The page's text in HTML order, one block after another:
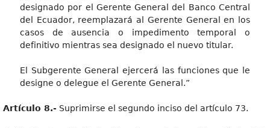
designado por el Gerente General del Banco Central
del Ecuador, reemplazará al Gerente General en los
casos de ausencia o impedimento temporal o
definitivo mientras sea designado el nuevo titular.
El Subgerente General ejercerá las funciones que le
designe o delegue el Gerente General.”
Artículo 8.- Suprimirse el segundo inciso del artículo 73.